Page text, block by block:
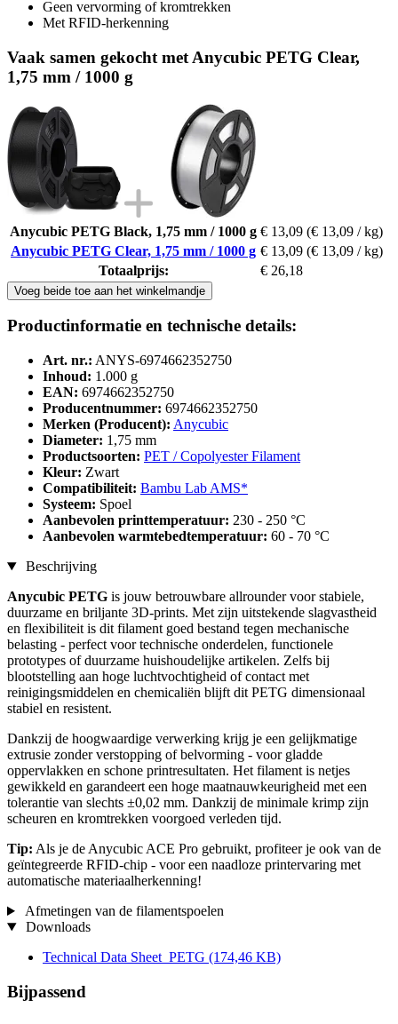
Geen vervorming of kromtrekken
Met RFID-herkenning
Vaak samen gekocht met Anycubic PETG Clear,
1,75 mm / 1000 g
Anycubic PETG Black, 1,75 mm / 1000 g € 13,09 (€ 13,09 / kg)
Anycubic PETG Clear, 1,75 mm / 1000 g € 13,09 (€ 13,09 / kg)
Totaalprijs:
€ 26,18
Voeg beide toe aan het winkelmandje
Productinformatie en technische details:
Art. nr.: ANYS-6974662352750
Inhoud: 1.000 g
EAN: 6974662352750
Producentnummer: 6974662352750
Merken (Producent): Anycubic
Diameter: 1,75 mm
Productsoorten: PET / Copolyester Filament
Kleur: Zwart
Compatibiliteit: Bambu Lab AMS*
Systeem: Spoel
Aanbevolen printtemperatuur: 230 - 250 °C
Aanbevolen warmtebedtemperatuur: 60 - 70 °C
Beschrijving
Anycubic PETG is jouw betrouwbare allrounder voor stabiele,
duurzame en briljante 3D-prints. Met zijn uitstekende slagvastheid
en flexibiliteit is dit filament goed bestand tegen mechanische
belasting - perfect voor technische onderdelen, functionele
prototypes of duurzame huishoudelijke artikelen. Zelfs bij
blootstelling aan hoge luchtvochtigheid of contact met
reinigingsmiddelen en chemicaliën blijft dit PETG dimensionaal
stabiel en resistent.
Dankzij de hoogwaardige verwerking krijg je een gelijkmatige
extrusie zonder verstopping of belvorming - voor gladde
oppervlakken en schone printresultaten. Het filament is netjes
gewikkeld en garandeert een hoge maatnauwkeurigheid met een
tolerantie van slechts ±0,02 mm. Dankzij de minimale krimp zijn
scheuren en kromtrekken voorgoed verleden tijd.
Tip: Als je de Anycubic ACE Pro gebruikt, profiteer je ook van de
geïntegreerde RFID-chip - voor een naadloze printervaring met
automatische materiaalherkenning!
Afmetingen van de filamentspoelen
Downloads
Technical Data Sheet_PETG (174,46 KB)
Bijpassend